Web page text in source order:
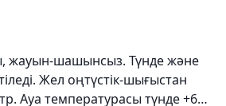
жауын-шашынсыз. Түнде және
Жел оңтүстік-шығыстан
Ауа температурасы түнде +6…